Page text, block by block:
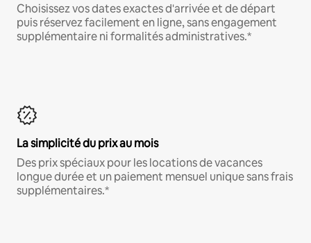
Choisissez vos dates exactes d'arrivée et de départ
puis réservez facilement en ligne, sans engagement
supplémentaire ni formalités administratives.*
La simplicité du prix au mois
Des prix spéciaux pour les locations de vacances
longue durée et un paiement mensuel unique sans frais
supplémentaires.*